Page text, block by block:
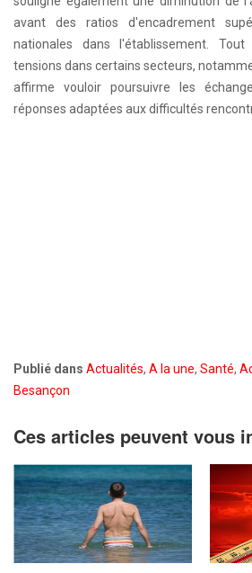
avant des ratios d'encadrement
nationales dans l'établissement.
tensions dans certains secteurs,
affirme vouloir poursuivre les
réponses adaptées aux difficultés
Publié dans Actualités, A la une, Santé,
Besançon
Ces articles peuvent vous